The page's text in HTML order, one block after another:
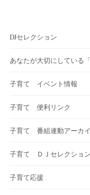
DJセレクション
あなたが大切にしている
子育て イベント情報
子育て 便利リンク
子育て 番組連動アーカ
子育て ＤＪセレクショ
子育て応援